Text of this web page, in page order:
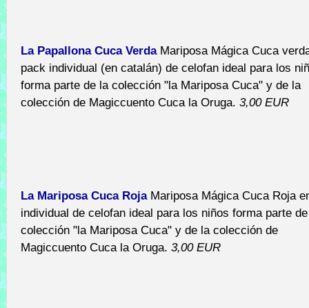
La Papallona Cuca VerdaMariposa Mágica Cuca
pack individual (en catalán) de celofan ideal para los
forma parte de la colección "la Mariposa Cuca" y de la
colección de Magiccuento Cuca la Oruga. 3,00 EUR
La Mariposa Cuca RojaMariposa Mágica Cuca Roja
individual de celofan ideal para los niños forma parte
colección "la Mariposa Cuca" y de la colección de
Magiccuento Cuca la Oruga. 3,00 EUR